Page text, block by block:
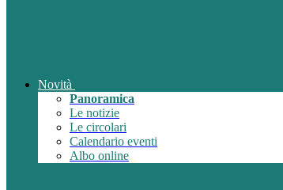
Novità
Panoramica
Le notizie
Le circolari
Calendario eventi
Albo online